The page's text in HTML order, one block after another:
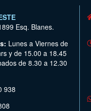
Esq. Blanes.
Lunes a Viernes de
y de 15.00 a 18.45
de 8.30 a 12.30
938